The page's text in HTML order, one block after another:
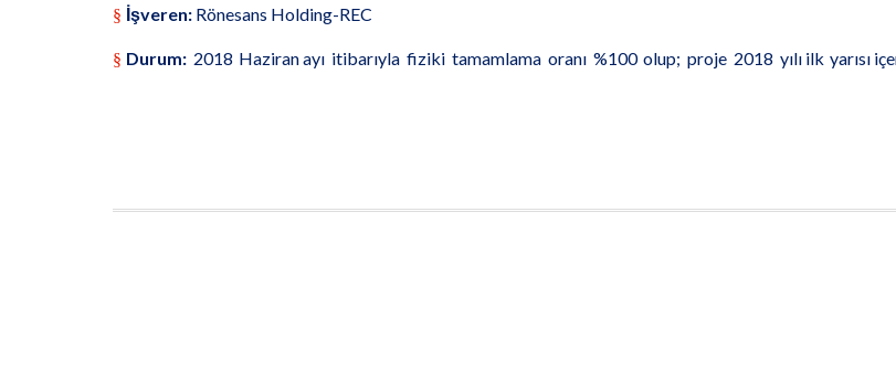
§ İşveren: Rönesans Holding-REC
§ Durum: 2018 Haziran ayı itibarıyla fiziki tamamlama oranı %100 olup; proje 2018 yılı ilk yarısı